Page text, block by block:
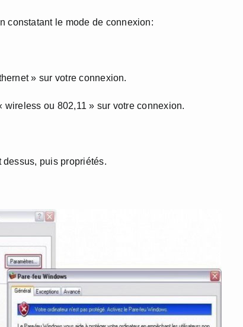
constatant le mode de connexion:
» sur votre connexion.
ou 802,11 » sur votre connexion.
puis propriétés.